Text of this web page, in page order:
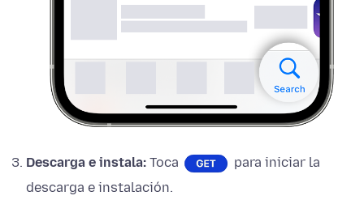
Descarga e instala: Toca
para iniciar la
descarga e instalación.